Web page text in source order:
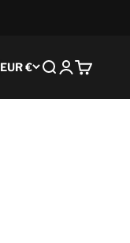
EUR € Zoek op
Inloggen